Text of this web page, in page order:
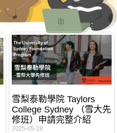
雪梨泰勒學院 Taylors
College Sydney （雪大先
修班）申請完整介紹
2025-05-28